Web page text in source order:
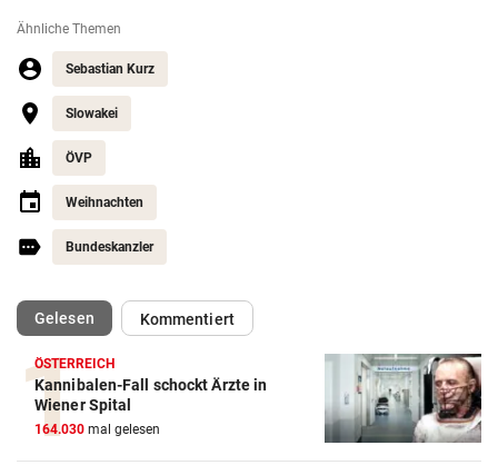
Ähnliche Themen
Sebastian Kurz
Slowakei
ÖVP
Weihnachten
Bundeskanzler
Gelesen(ausgewählt)Kommentiert
ÖSTERREICH
Kannibalen-Fall schockt Ärzte in
Wiener Spital
164.030 mal gelesen